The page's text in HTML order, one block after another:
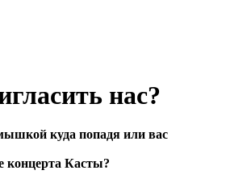
нас?
куда попадя или вас
концерта Касты?